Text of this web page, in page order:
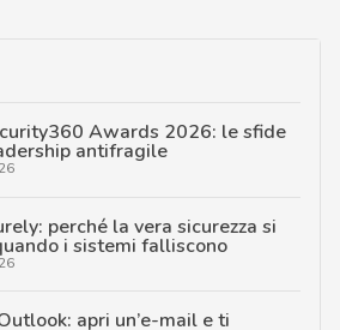
Awards 2026: le sfide
antifragile
perché la vera sicurezza si
i sistemi falliscono
apri un’e-mail e ti